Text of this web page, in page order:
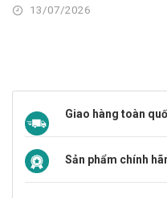
13/07/2026
Giao hàng toàn
Sản phẩm chính